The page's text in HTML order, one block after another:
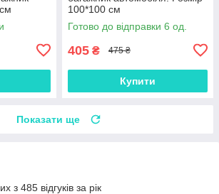
100*100 см
Готово до відправки 6 од.
405 ₴ 475 ₴
Купити
Показати ще
з 485 відгуків за рік